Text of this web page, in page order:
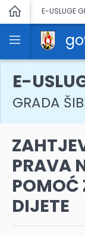
E-USLUGE
E-
GRADA
PRAVA
POMOĆ
DIJETE